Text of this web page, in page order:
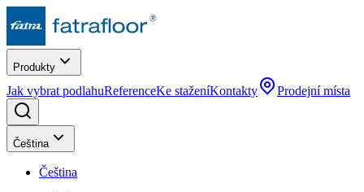
Produkty
Jak vybrat podlahuReferenceKe staženíKontakty Prodejní místa
Čeština
Čeština